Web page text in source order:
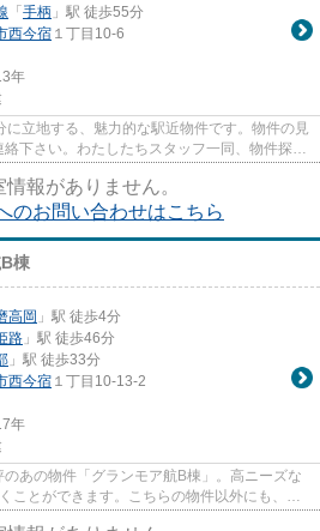
「手柄 」駅 徒歩55分
西今宿 １丁目10-6
年
立地する、魅力的な駅近物件です。物件の見
下さい。わたしたちスタッフ一同、物件探し
報がありません。
のお問い合わせはこちら
棟
高岡 」駅 徒歩4分
路 」駅 徒歩46分
」駅 徒歩33分
西今宿 １丁目10-13-2
年
あの物件「グランモア航B棟」。高ニーズな
ことができます。こちらの物件以外にも、姫